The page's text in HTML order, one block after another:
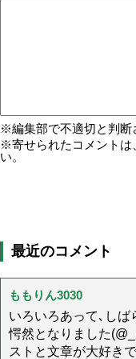
編集部で不適切と判断
寄せられたコメント
い。
最近のコメント
ももりん3030
いろいろあって､しば
愕然となりました
ストと文章が大好き